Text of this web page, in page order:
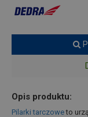
Opis produktu:
Pilarki tarczoweto